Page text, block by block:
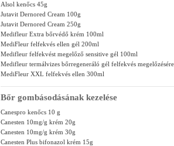
Alsol kenőcs 45g
Jutavit Dernored Cream 100g
Jutavit Dernored Cream 250g
Medifleur Extra bőrvédő krém 100ml
MediFleur felfekvés ellen gél 200ml
Medifleur felfekvést megelőző sensitive gél 100ml
Medifleur termálvizes bőrregeneráló gél felfekvés
MediFleur XXL felfekvés ellen 300ml
Bőr gombásodásának kezelése
Canespro kenőcs 10 g
Canesten 10mg/g krém 20g
Canesten 10mg/g krém 30g
Canesten Plus bifonazol krém 15g